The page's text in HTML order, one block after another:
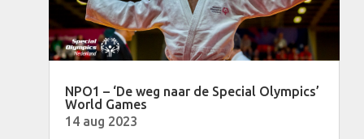
NPO1 – ‘De weg naar de Special Olympics’
World Games
14 aug 2023